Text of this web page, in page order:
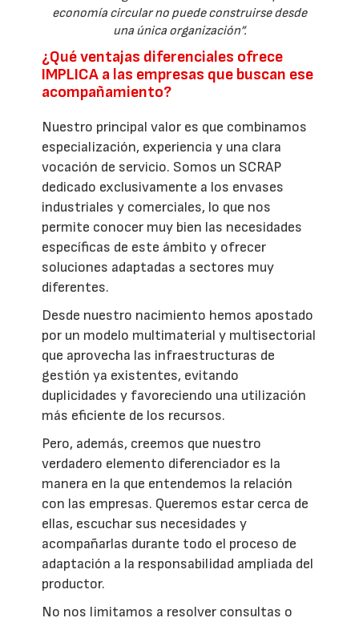
economía circular no puede construirse desde
una única organización”.
¿Qué ventajas diferenciales ofrece
IMPLICA a las empresas que buscan ese
acompañamiento?
Nuestro principal valor es que combinamos
especialización, experiencia y una clara
vocación de servicio. Somos un SCRAP
dedicado exclusivamente a los envases
industriales y comerciales, lo que nos
permite conocer muy bien las necesidades
específicas de este ámbito y ofrecer
soluciones adaptadas a sectores muy
diferentes.
Desde nuestro nacimiento hemos apostado
por un modelo multimaterial y multisectorial
que aprovecha las infraestructuras de
gestión ya existentes, evitando
duplicidades y favoreciendo una utilización
más eficiente de los recursos.
Pero, además, creemos que nuestro
verdadero elemento diferenciador es la
manera en la que entendemos la relación
con las empresas. Queremos estar cerca de
ellas, escuchar sus necesidades y
acompañarlas durante todo el proceso de
adaptación a la responsabilidad ampliada del
productor.
No nos limitamos a resolver consultas o